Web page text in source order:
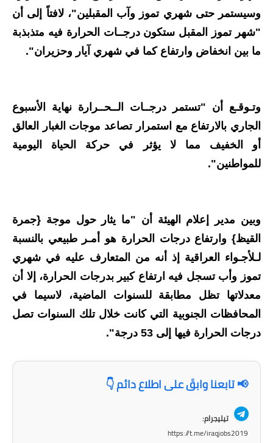
المرحلة الابتدائية
المرحلة المتوسطة
المرحلة الابتدائية
المرحلة المتوسطة
المرحلة الابتدائية
المرحلة المتوسطة
المرحلة الاعدادية
دروس
المرحلة المتوسطة
وسيستمر حتى شهري تموز وآب المقبلين"، لافتاً إلى أن
"شهر تموز المقبل ستكون درجــات الحرارة فيه متذبذبة
ما بين انخفاض وارتفاع كما في شهري آيار وحزيران".
وتـوقـع أن "تستمر درجــات الــحــرارة نهاية الأسبوع
الجاري بالارتفاع مع استمرار تصاعد موجات الغبار العالق
أو الخفيف مما لا يؤثر في حركة الحياة اليومية
للمواطنين".
وبين مدير إعلام الهيئة أن "ما يثار حول موجة {جمرة
القيظ} وارتفاع درجات الحرارة هو أمـر طبيعي بالنسبة
لـلأجـواء العراقية إذ أنه من المتعارف عليه في شهري
تموز وأب تسجل فيه ارتفاع كبير بدرجات الحرارة، إلا أن
معدلاتها تظل مطابقة للسنوات الماضية، لاسيما في
المحافظات الجنوبية التي كانت خلال تلك السنوات تصل
درجات الحرارة فيها إلى 53 درجة".
📢 تابعنا وابقَ على اطلاع دائم 👇
تيليجرام:
https://t.me/iraqjobs2019